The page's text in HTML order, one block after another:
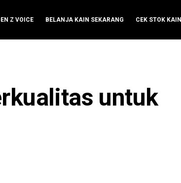
Z VOICE BELANJA KAIN SEKARANG CEK STOK KAIN
untuk